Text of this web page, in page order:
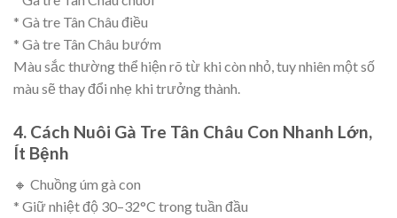
* Gà tre Tân Châu điều
* Gà tre Tân Châu bướm
Màu sắc thường thể hiện rõ từ khi còn nhỏ, tuy nhiên một số
màu sẽ thay đổi nhẹ khi trưởng thành.
4. Cách Nuôi Gà Tre Tân Châu Con Nhanh Lớn,
Ít Bệnh
🔸 Chuồng úm gà con
* Giữ nhiệt độ 30–32°C trong tuần đầu